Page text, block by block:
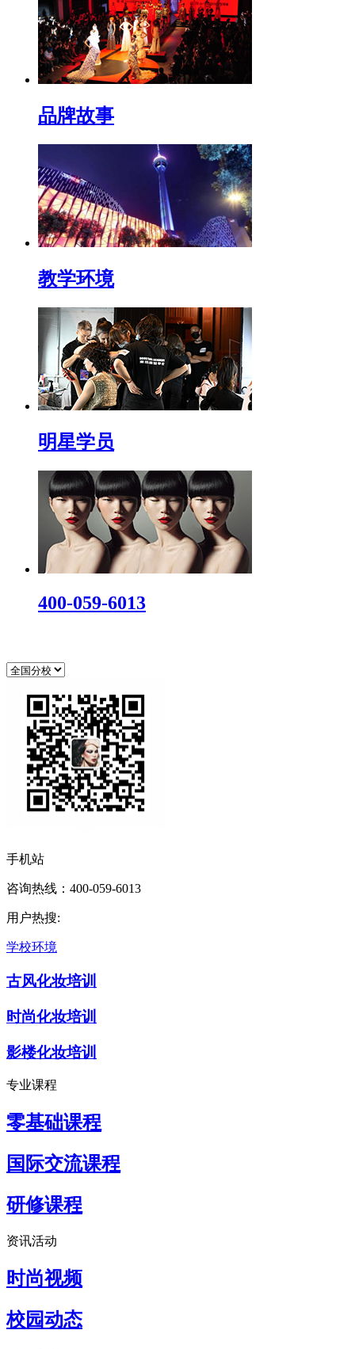
品牌故事
教学环境
明星学员
400-059-6013
手机站
咨询热线：400-059-6013
用户热搜:
学校环境
古风化妆培训
时尚化妆培训
影楼化妆培训
专业课程
零基础课程
国际交流课程
研修课程
资讯活动
时尚视频
校园动态